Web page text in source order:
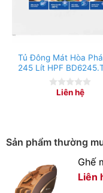
Tủ Đông Mát Hòa
245 Lít HPF
Liên hệ
Sản phẩm thường
Ghế
Liên